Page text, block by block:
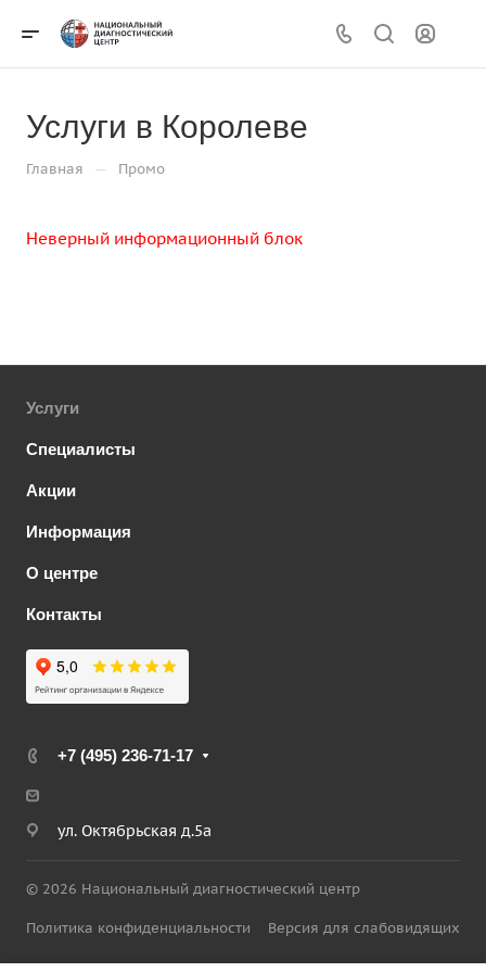
Услуги в Королеве
Главная — Промо
Неверный информационный блок
Услуги
Специалисты
Акции
Информация
О центре
Контакты
+7 (495) 236-71-17
ул. Октябрьская д.5а
© 2026 Национальный диагностический центр
Политика конфиденциальности Версия для слабовидящих